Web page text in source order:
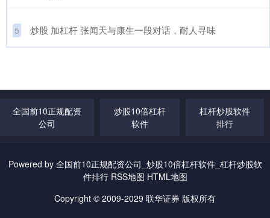
5 ​炒股 加杠杆 张闻天与康生一段对话，耐人寻味
全国前10正规配资
公司
炒股10倍杠杆
软件
杠杆炒股软件
排行
Powered by 全国前10正规配资公司_炒股10倍杠杆软件_杠杆炒股软
件排行 RSS地图 HTML地图
Copyright © 2009-2029 联华证券 版权所有